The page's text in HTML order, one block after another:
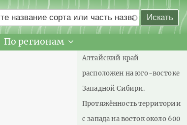
По регионам
Алтайский край
расположен на юго-востоке
Западной Сибири.
Протяжённость территории
с запада на восток около 600